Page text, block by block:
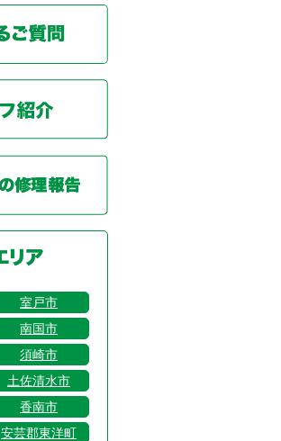
室戸市
南国市
須崎市
土佐清水市
香南市
安芸郡東洋町